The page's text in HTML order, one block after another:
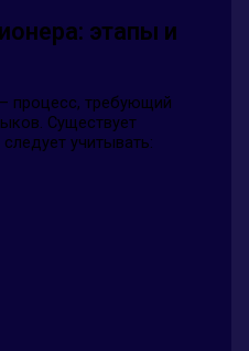
этапы и
процесс, требующий
Существует
учитывать: